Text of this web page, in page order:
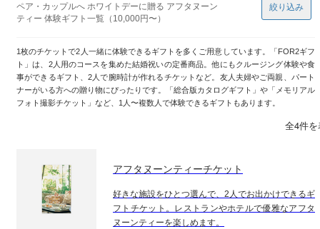
ペア・カップルへ ホワイトデーに贈る アフタヌーン
ティー 体験ギフト一覧（10,000円〜）
1枚のチケットで2人一緒に体験できるギフトを多くご用意しています。「FOR2ギフ
ト」は、2人用のコースを集めた結婚祝いの定番商品。他にもクルージング体験や食
事ができるギフト、2人で腕時計が作れるチケットなど。友人夫婦やご両親、パート
ナーがいる方への贈り物にぴったりです。「総合版カタログギフト」や「メモリアル
フォト撮影チケット」など、1人〜複数人で体験できるギフトもあります。
絞り込み
全4件
アフタヌーンティーチケット
好きな施設をひとつ選んで、2人でお出かけできるギ
フトチケット。レストランやホテルで優雅なアフタ
ヌーンティーを楽しめます。